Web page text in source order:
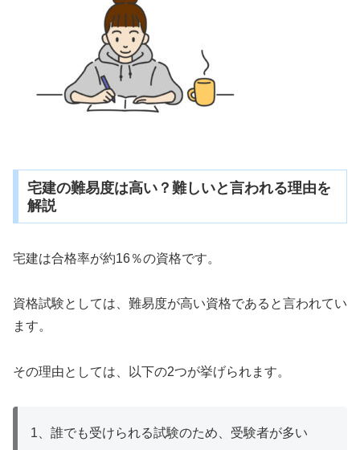
宅建の難易度は高い？難しいと言われる理由を
解説
宅建は合格率が約16％の資格です。
資格試験としては、難易度が高い資格であると言われてい
ます。
その理由としては、以下の2つが挙げられます。
1、誰でも受けられる試験のため、受験者が多い